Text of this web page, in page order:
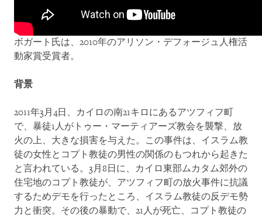
ボガート氏は、2010年のアリソン・デフォージュ人権活
動家賞受賞者。
背景
2011年3月4日、カイロの南21キロにあるアツフィフ町
で、暴徒1人がトゥー・マーティアーズ教会を襲撃、放
火の上、大きな損害を与えた。この事件は、イスラム教
徒の女性とコプト教徒の男性の関係のもつれから起きた
と言われている。3月8日に、カイロ東部ムカタム郊外の
住宅地のコプト教徒が、アツフィフ町の放火事件に抗議
するためデモを行ったところ、イスラム教徒の反デモ勢
力と衝突。その後の暴動で、21人が死亡、コプト教徒の